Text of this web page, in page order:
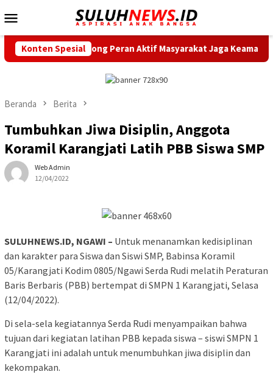
ke
Mobile
Konten Spesial
Dorong Peran Aktif Masyarakat Jaga Keamanan
Beranda Berita
Tumbuhkan Jiwa Disiplin, Anggota
Koramil Karangjati Latih PBB Siswa SMP
Web Admin
12/04/2022
SULUHNEWS.ID, NGAWI – Untuk menanamkan kedisiplinan
dan karakter para Siswa dan Siswi SMP, Babinsa Koramil
05/Karangjati Kodim 0805/Ngawi Serda Rudi melatih Peraturan
Baris Berbaris (PBB) bertempat di SMPN 1 Karangjati, Selasa
(12/04/2022).
Di sela-sela kegiatannya Serda Rudi menyampaikan bahwa
tujuan dari kegiatan latihan PBB kepada siswa – siswi SMPN 1
Karangjati ini adalah untuk menumbuhkan jiwa disiplin dan
kekompakan.